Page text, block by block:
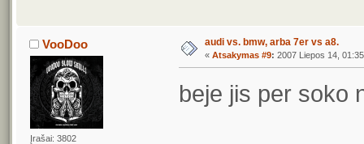
VooDoo
Įrašai: 3802
audi vs. bmw, arba 7er vs a8.
« Atsakymas #9: 2007 Liepos 14,
beje jis per soko